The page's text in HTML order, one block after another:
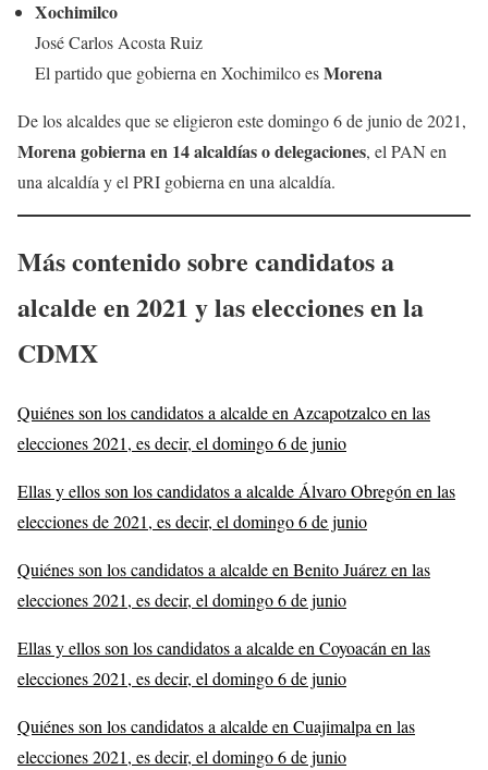
Xochimilco
José Carlos Acosta Ruiz
El partido que gobierna en Xochimilco esMorena
De los alcaldes que se eligieron este domingo 6 de junio de 2021,
Morena gobierna en 14 alcaldías o delegaciones, el PAN en
una alcaldía y el PRI gobierna en una alcaldía.
Máscontenido sobre candidatos a
alcalde en 2021 y las elecciones en la
CDMX
Quiénes son los candidatos a alcalde en Azcapotzalco en las
elecciones 2021, es decir, el domingo 6 de junio
Ellas y ellos son los candidatos a alcalde Álvaro Obregón en las
elecciones de 2021, es decir, el domingo 6 de junio
Quiénes son los candidatos a alcalde en Benito Juárez en las
elecciones 2021, es decir, el domingo 6 de junio
Ellas y ellos son los candidatos a alcalde en Coyoacán en las
elecciones 2021, es decir, el domingo 6 de junio
Quiénes son los candidatos a alcalde en Cuajimalpa en las
elecciones 2021, es decir, el domingo 6 de junio